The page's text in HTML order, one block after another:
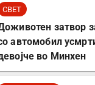
СВЕТ
затвор
автомобил
во Минхен